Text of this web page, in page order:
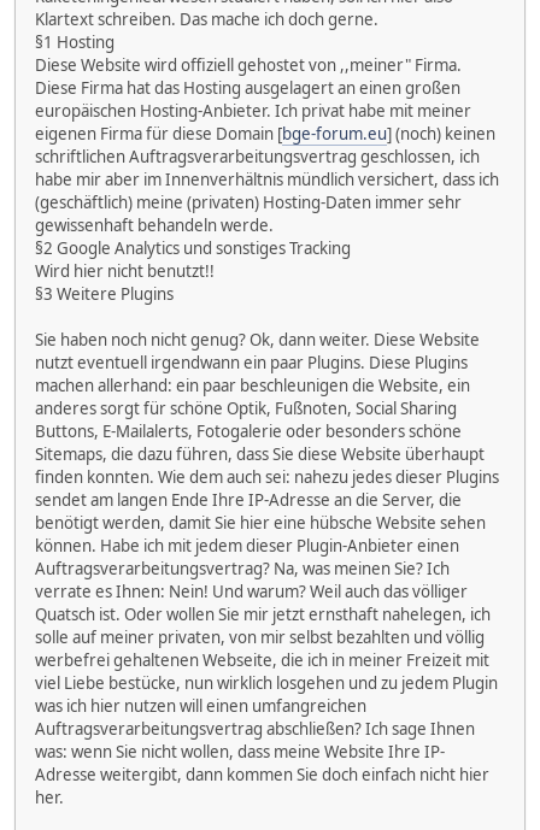
Klartext schreiben. Das mache ich doch gerne.
§1 Hosting
Diese Website wird offiziell gehostet von ,,meiner" Firma.
Diese Firma hat das Hosting ausgelagert an einen großen
europäischen Hosting-Anbieter. Ich privat habe mit meiner
eigenen Firma für diese Domain [bge-forum.eu] (noch) keinen
schriftlichen Auftragsverarbeitungsvertrag geschlossen, ich
habe mir aber im Innenverhältnis mündlich versichert, dass ich
(geschäftlich) meine (privaten) Hosting-Daten immer sehr
gewissenhaft behandeln werde.
§2 Google Analytics und sonstiges Tracking
Wird hier nicht benutzt!!
§3 Weitere Plugins
Sie haben noch nicht genug? Ok, dann weiter. Diese Website
nutzt eventuell irgendwann ein paar Plugins. Diese Plugins
machen allerhand: ein paar beschleunigen die Website, ein
anderes sorgt für schöne Optik, Fußnoten, Social Sharing
Buttons, E-Mailalerts, Fotogalerie oder besonders schöne
Sitemaps, die dazu führen, dass Sie diese Website überhaupt
finden konnten. Wie dem auch sei: nahezu jedes dieser Plugins
sendet am langen Ende Ihre IP-Adresse an die Server, die
benötigt werden, damit Sie hier eine hübsche Website sehen
können. Habe ich mit jedem dieser Plugin-Anbieter einen
Auftragsverarbeitungsvertrag? Na, was meinen Sie? Ich
verrate es Ihnen: Nein! Und warum? Weil auch das völliger
Quatsch ist. Oder wollen Sie mir jetzt ernsthaft nahelegen, ich
solle auf meiner privaten, von mir selbst bezahlten und völlig
werbefrei gehaltenen Webseite, die ich in meiner Freizeit mit
viel Liebe bestücke, nun wirklich losgehen und zu jedem Plugin
was ich hier nutzen will einen umfangreichen
Auftragsverarbeitungsvertrag abschließen? Ich sage Ihnen
was: wenn Sie nicht wollen, dass meine Website Ihre IP-
Adresse weitergibt, dann kommen Sie doch einfach nicht hier
her.